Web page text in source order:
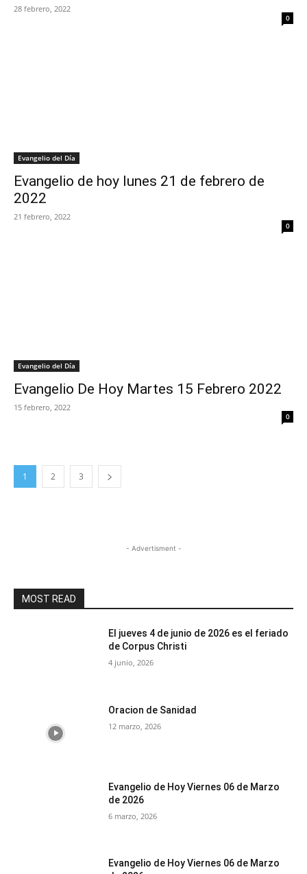
28 febrero, 2022
0
Evangelio del Día
Evangelio de hoy lunes 21 de febrero de
2022
21 febrero, 2022
0
Evangelio del Día
Evangelio De Hoy Martes 15 Febrero 2022
15 febrero, 2022
0
1 2 3
- Advertisment -
MOST READ
El jueves 4 de junio de 2026 es el feriado
de Corpus Christi
4 junio, 2026
Oracion de Sanidad
12 marzo, 2026
Evangelio de Hoy Viernes 06 de Marzo
de 2026
6 marzo, 2026
Evangelio de Hoy Viernes 06 de Marzo